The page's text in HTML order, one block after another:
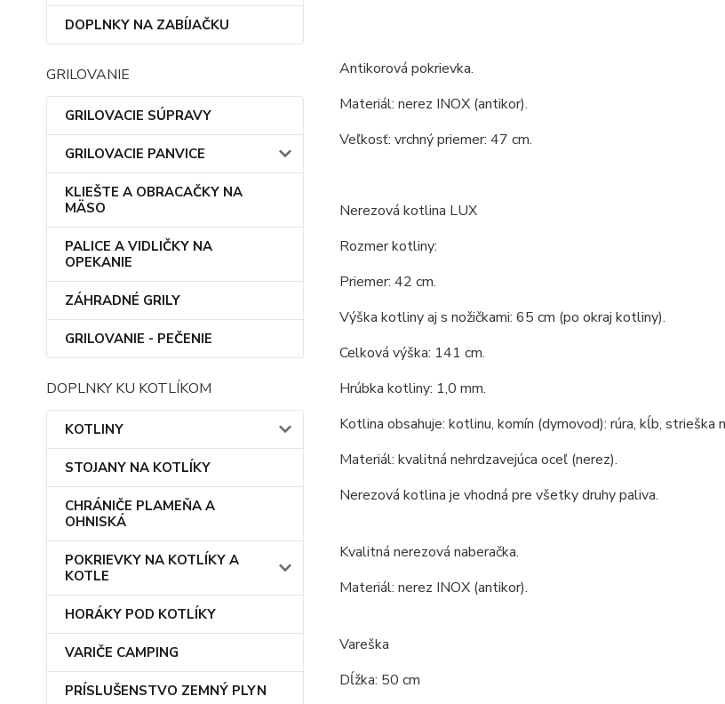
DOPLNKY NA ZABÍJAČKU
GRILOVANIE
GRILOVACIE SÚPRAVY
GRILOVACIE PANVICE
KLIEŠTE A OBRACAČKY NA
MÄSO
PALICE A VIDLIČKY NA
OPEKANIE
ZÁHRADNÉ GRILY
GRILOVANIE - PEČENIE
DOPLNKY KU KOTLÍKOM
KOTLINY
STOJANY NA KOTLÍKY
CHRÁNIČE PLAMEŇA A
OHNISKÁ
POKRIEVKY NA KOTLÍKY A
KOTLE
HORÁKY POD KOTLÍKY
VARIČE CAMPING
PRÍSLUŠENSTVO ZEMNÝ PLYN
Antikorová pokrievka.
Materiál: nerez INOX (antikor).
Veľkosť: vrchný priemer: 47 cm.
Nerezová kotlina LUX
Rozmer kotliny:
Priemer: 42 cm.
Výška kotliny aj s nožičkami: 65 cm (po okraj kotliny).
Celková výška: 141 cm.
Hrúbka kotliny: 1,0 mm.
Kotlina obsahuje: kotlinu, komín (dymovod): rúra, kĺb,
Materiál: kvalitná nehrdzavejúca oceľ (nerez).
Nerezová kotlina je vhodná pre všetky druhy paliva.
Kvalitná nerezová naberačka.
Materiál: nerez INOX (antikor).
Vareška
Dĺžka: 50 cm